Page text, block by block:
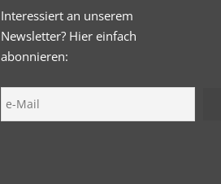
Interessiert an unserem
Newsletter? Hier einfach
abonnieren: